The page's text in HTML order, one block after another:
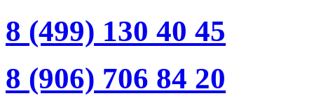
8 (499) 130 40 45
8 (906) 706 84 20